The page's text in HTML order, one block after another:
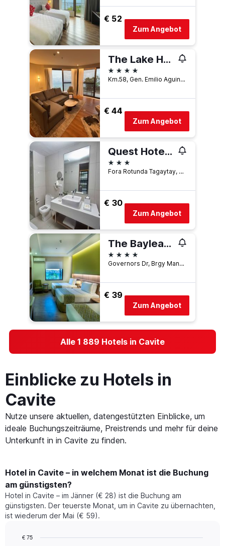
€ 52
Zum Angebot
The Lake Hotel Tagaytay
4 Sterne
Km.58, Gen. Emilio Aguinaldo Highway, Tagaytay, Philippinen
€ 44
Zum Angebot
Quest Hotel Tagaytay
3 Sterne
Fora Rotunda Tagaytay, Emilio Aguinaldo Hi-Way, Si, Tagaytay, Philippinen
€ 30
Zum Angebot
The Bayleaf Cavite
4 Sterne
Governors Dr, Brgy Manggahan, Gen Trias, Cavite, 8, General Trias, Philippinen
€ 39
Zum Angebot
Alle 1 889 Hotels in Cavite
Einblicke zu Hotels in
Cavite
Nutze unsere aktuellen, datengestützten Einblicke, um
ideale Buchungszeiträume, Preistrends und mehr für deine
Unterkunft in in Cavite zu finden.
Hotel in Cavite – in welchem Monat ist die Buchung
am günstigsten?
Hotel in Cavite – im Jänner (€ 28) ist die Buchung am
günstigsten. Der teuerste Monat, um in Cavite zu übernachten,
ist wiederum der Mai (€ 59).
€ 75